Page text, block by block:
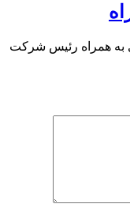
به همراه رئیس شرکت